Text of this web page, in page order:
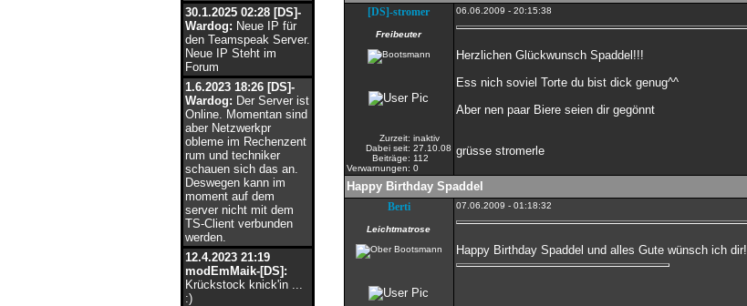
30.1.2025 02:28 [DS]-
Wardog: Neue IP für
den Teamspeak Server.
Neue IP Steht im
Forum
1.6.2023 18:26 [DS]-
Wardog: Der Server ist
Online. Momentan sind
aber Netzwerkpr
obleme im Rechenzent
rum und techniker
schauen sich das an.
Deswegen kann im
moment auf dem
server nicht mit dem
TS-Client verbunden
werden.
12.4.2023 21:19
modEmMaik-[DS]:
Krückstock knick'in ...
:)
[DS]-stromer
Freibeuter
Zurzeit: inaktiv
Dabei seit: 27.10.08
Beiträge: 112
Verwarnungen: 0
06.06.2009 - 20:15:38
Herzlichen Glückwunsch Spaddel!!!
Ess nich soviel Torte du bist dick genug^^
Aber nen paar Biere seien dir gegönnt
grüsse stromerle
Happy Birthday Spaddel
Berti
Leichtmatrose
07.06.2009 - 01:18:32
Happy Birthday Spaddel und alles Gute wünsch ich dir!